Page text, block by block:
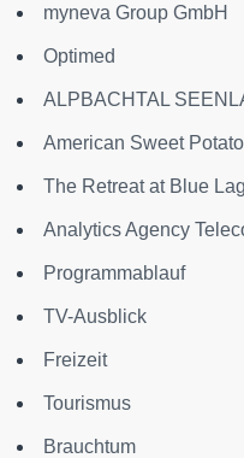
myneva Group GmbH
Optimed
ALPBACHTAL
American Sweet
The Retreat at Blue
Analytics Agency
Programmablauf
TV-Ausblick
Freizeit
Tourismus
Brauchtum